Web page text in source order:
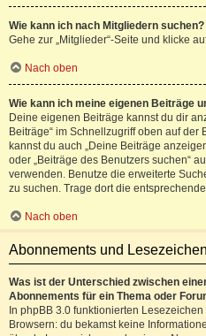
Wie kann ich nach Mitgliedern suchen?
Gehe zur „Mitglieder“-Seite und klicke
Nach oben
Wie kann ich meine eigenen Beiträge
Deine eigenen Beiträge kannst du dir
Beiträge“ im Schnellzugriff oben auf der
kannst du auch „Deine Beiträge
oder „Beiträge des Benutzers suchen“
verwenden. Benutze die erweiterte
zu suchen. Trage dort die
Nach oben
Abonnements und Lesezeichen
Was ist der Unterschied zwischen
Abonnements für ein Thema oder
In phpBB 3.0 funktionierten
Browsern: du bekamst keine